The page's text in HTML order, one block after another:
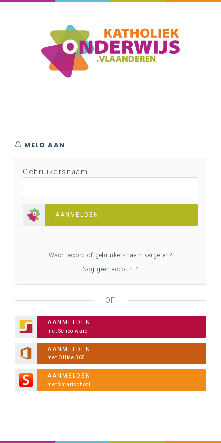
MELD AAN
Gebruikersnaam
AANMELDEN
Wachtwoord of gebruikersnaam vergeten?
Nog geen account?
OF
AANMELDEN
met Schoolware
AANMELDEN
met Office 365
AANMELDEN
met Smartschool